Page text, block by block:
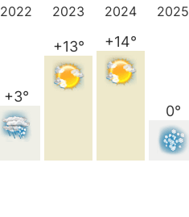
2022
+3°
2023
+13°
2024
+14°
2025
0°